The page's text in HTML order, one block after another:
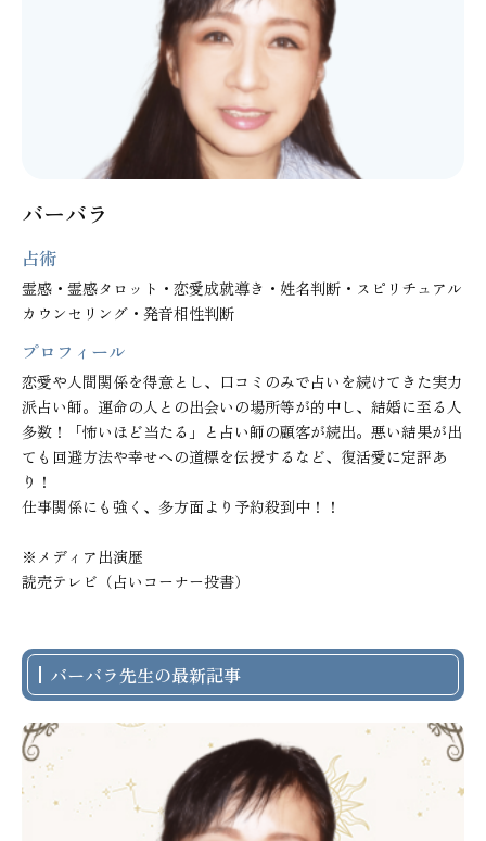
バーバラ
占術
霊感・霊感タロット・恋愛成就導き・姓名判断・スピリチュアル
カウンセリング・発音相性判断
プロフィール
恋愛や人間関係を得意とし、口コミのみで占いを続けてきた実力
派占い師。運命の人との出会いの場所等が的中し、結婚に至る人
多数！「怖いほど当たる」と占い師の顧客が続出。悪い結果が出
ても回避方法や幸せへの道標を伝授するなど、復活愛に定評あ
り！
仕事関係にも強く、多方面より予約殺到中！！
※メディア出演歴
読売テレビ（占いコーナー投書）
バーバラ先生の最新記事